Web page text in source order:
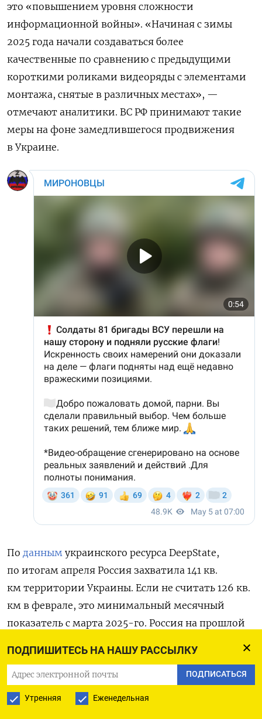
ПОДПИШИТЕСЬ НА НАШУ РАССЫЛКУ
ПОДПИСАТЬСЯ
Утренняя Еженедельная
это «повышением уровня сложности
информационной войны». «Начиная с зимы
2025 года начали создаваться более
качественные по сравнению с предыдущими
короткими роликами видеоряды с элементами
монтажа, снятые в различных местах», —
отмечают аналитики. ВС РФ принимают такие
меры на фоне замедлившегося продвижения
в Украине.
По данным украинского ресурса DeepState,
по итогам апреля Россия захватила 141 кв.
км территории Украины. Если не считать 126 кв.
км в феврале, это минимальный месячный
показатель с марта 2025-го. Россия на прошлой
81-й аэромобильной Слобожанской бригады ВСУ
сдаются в плен и поднимают российский флаг
в селе Пискуновка в Донецкой области.